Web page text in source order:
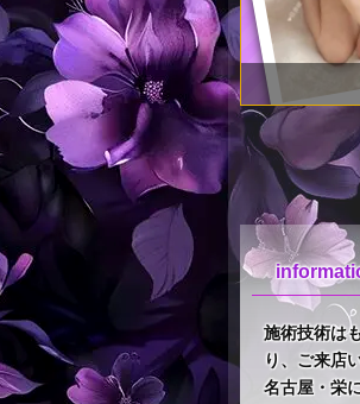
施術技術は
り、ご来店
名古屋・栄